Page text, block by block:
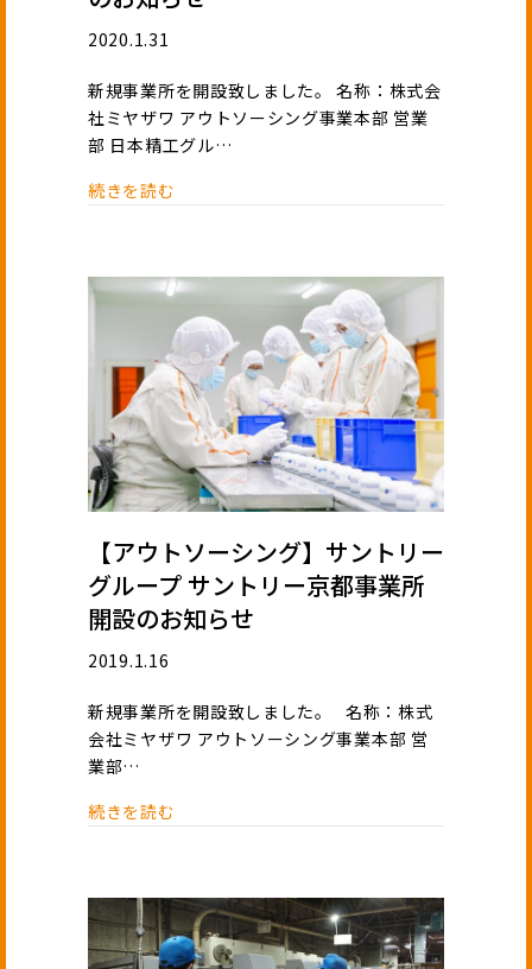
2020.1.31
新規事業所を開設致しました。 名称：株式会
社ミヤザワ アウトソーシング事業本部 営業
部 日本精工グル…
続きを読む
【アウトソーシング】サントリー
グループ サントリー京都事業所
開設のお知らせ
2019.1.16
新規事業所を開設致しました。 名称：株式
会社ミヤザワ アウトソーシング事業本部 営
業部…
続きを読む